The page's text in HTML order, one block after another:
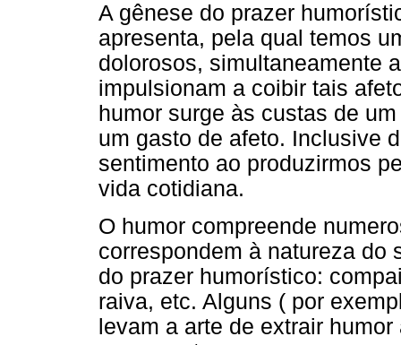
A gênese do prazer
apresenta, pela qual temos
dolorosos, simultaneamente
impulsionam a coibir tais
humor surge às custas de
um gasto de afeto. Inclusive
sentimento ao produzirmos
vida cotidiana.
O humor compreende
correspondem à natureza do
do prazer humorístico:
raiva, etc. Alguns ( por
levam a arte de extrair